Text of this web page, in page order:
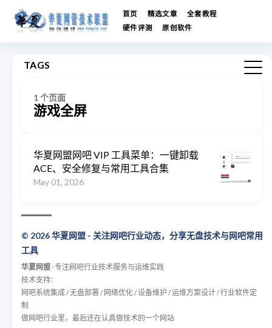
首页 精选文章
全套教程
硬件评测
原创软件
TAGS
1 个页面
游戏全屏
华夏网盟网吧 VIP 工具菜单：一键卸载
ACE、安全修复与常用工具合集
May 01, 2026
© 2026 华夏网盟 - 关注网吧行业动态，分享无盘技术与网吧常用
工具
华夏网盟 · 专注网吧行业技术服务与运维实践
技术支持：
网吧系统集成 / 无盘部署 / 网络优化 / 设备维护 / 运维方案设计 / 行业软件定
制
做网吧行业里，最后还在认真做技术的一个网站